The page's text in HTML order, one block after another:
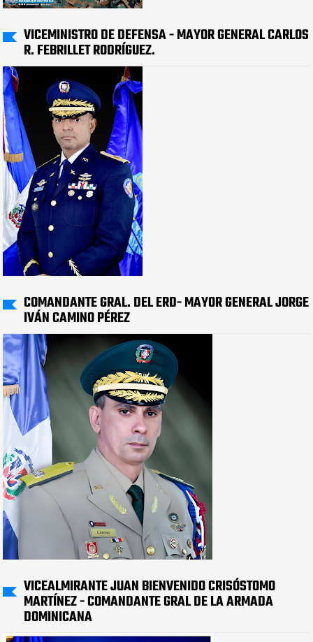
VICEMINISTRO DE DEFENSA - MAYOR GENERAL CARLOS
R. FEBRILLET RODRÍGUEZ.
COMANDANTE GRAL. DEL ERD- MAYOR GENERAL JORGE
IVÁN CAMINO PÉREZ
VICEALMIRANTE JUAN BIENVENIDO CRISÓSTOMO
MARTÍNEZ - COMANDANTE GRAL DE LA ARMADA
DOMINICANA